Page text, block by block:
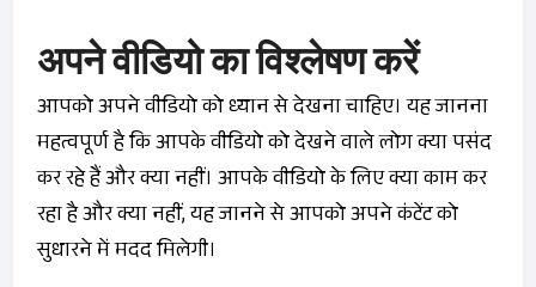
अपने वीडियो का विश्लेषण करें
आपको अपने वीडियो को ध्यान से देखना चाहिए। यह जानना
महत्वपूर्ण है कि आपके वीडियो को देखने वाले लोग क्या पसंद
कर रहे हैं और क्या नहीं। आपके वीडियो के लिए क्या काम कर
रहा है और क्या नहीं, यह जानने से आपको अपने कंटेंट को
सुधारने में मदद मिलेगी।